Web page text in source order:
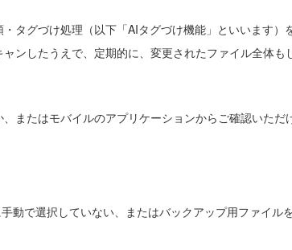
グづけ処理（以下「AIタグづけ機能」といいます）
ンしたうえで、定期的に、変更されたファイル全体
またはモバイルのアプリケーションからご確認いた
で選択していない、またはバックアップ用ファイル